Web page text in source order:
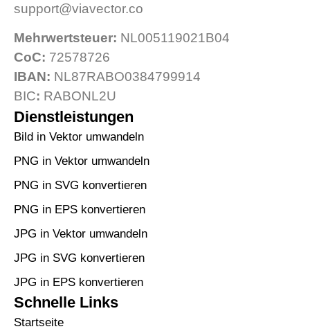
Dienstleistungen
Bild in Vektor umwandeln
PNG in Vektor umwandeln
PNG in SVG konvertieren
PNG in EPS konvertieren
JPG in Vektor umwandeln
JPG in SVG konvertieren
JPG in EPS konvertieren
Schnelle Links
Startseite
support@viavector.co
Mehrwertsteuer: NL005119021B04
CoC: 72578726
IBAN: NL87RABO0384799914
BIC: RABONL2U